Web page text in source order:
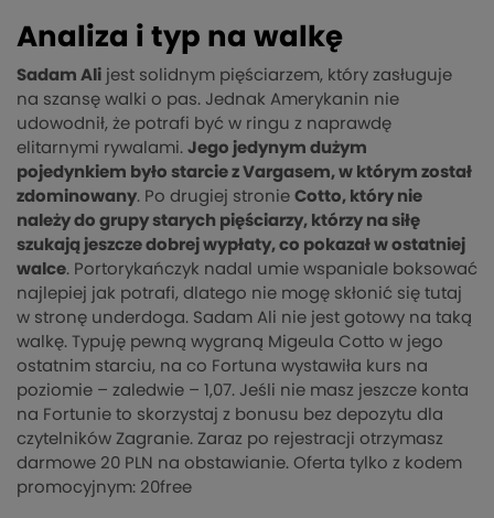
Analiza i typ na walkę
Sadam Ali jest solidnym pięściarzem, który zasługuje
na szansę walki o pas. Jednak Amerykanin nie
udowodnił, że potrafi być w ringu z naprawdę
elitarnymi rywalami. Jego jedynym dużym
pojedynkiem było starcie z Vargasem, w którym został
zdominowany. Po drugiej stronie Cotto, który nie
należy do grupy starych pięściarzy, którzy na siłę
szukają jeszcze dobrej wypłaty, co pokazał w ostatniej
walce. Portorykańczyk nadal umie wspaniale boksować
najlepiej jak potrafi, dlatego nie mogę skłonić się tutaj
w stronę underdoga. Sadam Ali nie jest gotowy na taką
walkę. Typuję pewną wygraną Migeula Cotto w jego
ostatnim starciu, na co Fortuna wystawiła kurs na
poziomie – zaledwie – 1,07. Jeśli nie masz jeszcze konta
na Fortunie to skorzystaj z bonusu bez depozytu dla
czytelników Zagranie. Zaraz po rejestracji otrzymasz
darmowe 20 PLN na obstawianie. Oferta tylko z kodem
promocyjnym: 20free